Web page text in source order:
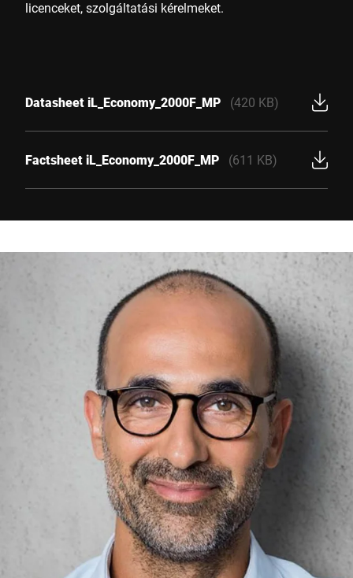
licenceket, szolgáltatási kérelmeket.
Datasheet iL_Economy_2000F_MP (420 KB)
Factsheet iL_Economy_2000F_MP (611 KB)